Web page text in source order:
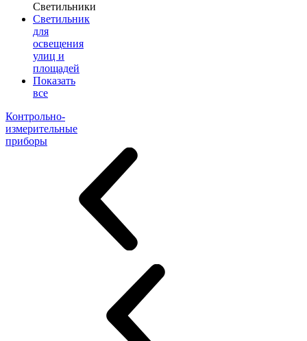
Светильники
Светильник
для
освещения
улиц и
площадей
Показать
все
Контрольно-
измерительные
приборы